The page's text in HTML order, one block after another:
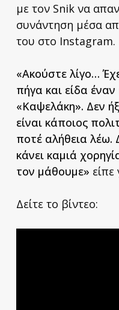
με τον Snik να
συνάντηση μέσα
του στο Instagram.
«Ακούστε λίγο…
πήγα και είδα
«Καψελάκη». Δεν
είναι κάποιος
ποτέ αλήθεια λέω.
κάνει καμιά
τον μάθουμε»
Δείτε το βίντεο: